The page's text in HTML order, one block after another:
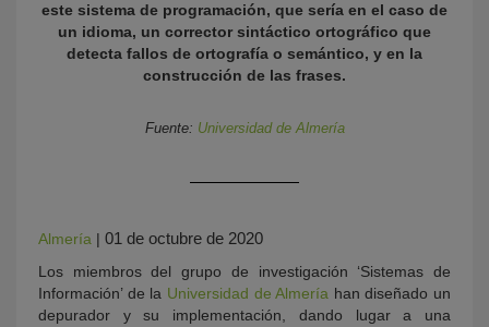
este sistema de programación, que sería en el caso de
un idioma, un corrector sintáctico ortográfico que
detecta fallos de ortografía o semántico, y en la
construcción de las frases.
Fuente: Universidad de Almería
Almería | 01 de octubre de 2020
Los miembros del grupo de investigación ‘Sistemas de
Información’ de la Universidad de Almería han diseñado un
depurador y su implementación, dando lugar a una